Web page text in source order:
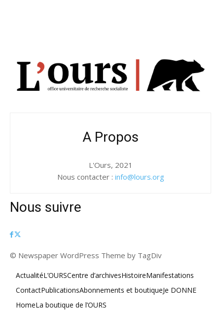
A Propos
L'Ours, 2021
Nous contacter : info@lours.org
Nous suivre
© Newspaper WordPress Theme by TagDiv
ActualitéL’OURSCentre d’archivesHistoireManifestations
ContactPublicationsAbonnements et boutiqueJe DONNE
HomeLa boutique de l’OURS